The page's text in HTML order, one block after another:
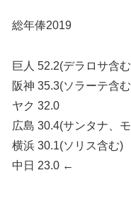
総年俸2019
巨人 52.2(デラロサ含
阪神 35.3(ソラーテ含
ヤク 32.0
広島 30.4(サンタナ、
横浜 30.1(ソリス含む)
中日 23.0 ←